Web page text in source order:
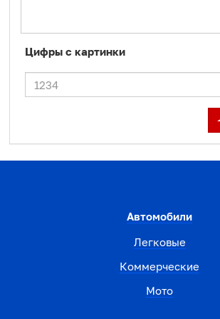
Цифры с картинки
Автомобили
Легковые
Коммерческие
Мото